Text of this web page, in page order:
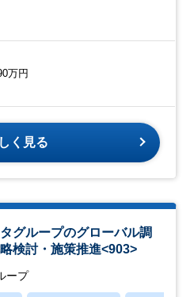
万円
く見る
グループのグローバル調
検討・施策推進<903>
ープ